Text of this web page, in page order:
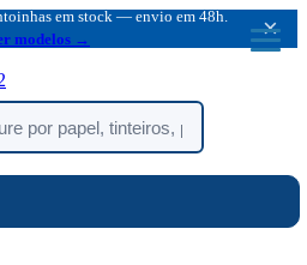
em stock — envio em 48h.
modelos →
×